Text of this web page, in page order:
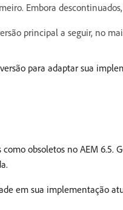
Embora
principal a seguir, no
para adaptar sua
obsoletos no AEM
em sua implementação